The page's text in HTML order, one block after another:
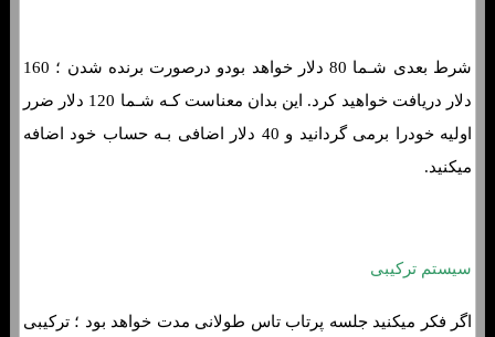
شرط بعدی شـما 80 دلار خواهد بودو درصورت برنده شدن ؛ 160
دلار دریافت خواهید کرد. این بدان معناست کـه شـما 120 دلار ضرر
اولیه خودرا برمی گردانید و 40 دلار اضافی بـه حساب خود اضافه
میکنید.
سیستم ترکیبی
اگر فکر میکنید جلسه پرتاب تاس طولانی مدت خواهد بود ؛ ترکیبی